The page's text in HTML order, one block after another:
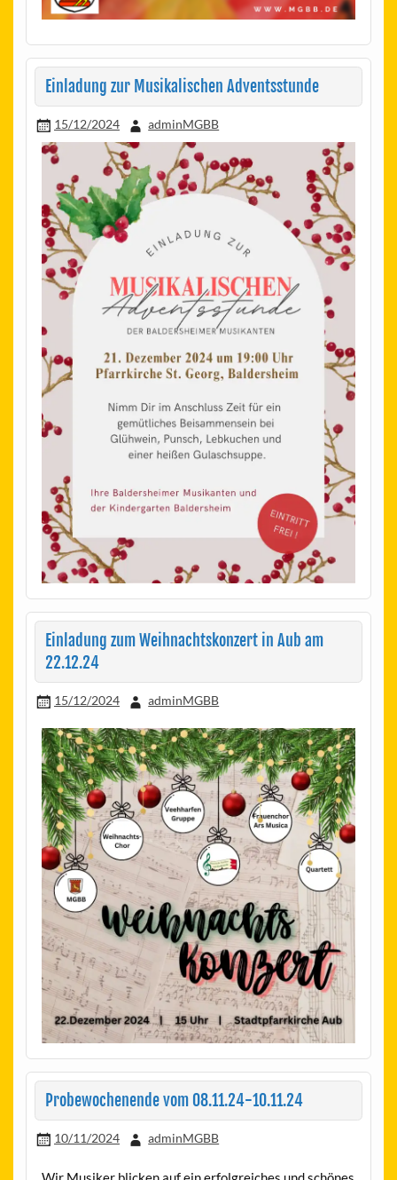
Einladung zur Musikalischen Adventsstunde
15/12/2024 adminMGBB
Einladung zum Weihnachtskonzert in Aub am
22.12.24
15/12/2024 adminMGBB
Probewochenende vom 08.11.24-10.11.24
10/11/2024 adminMGBB